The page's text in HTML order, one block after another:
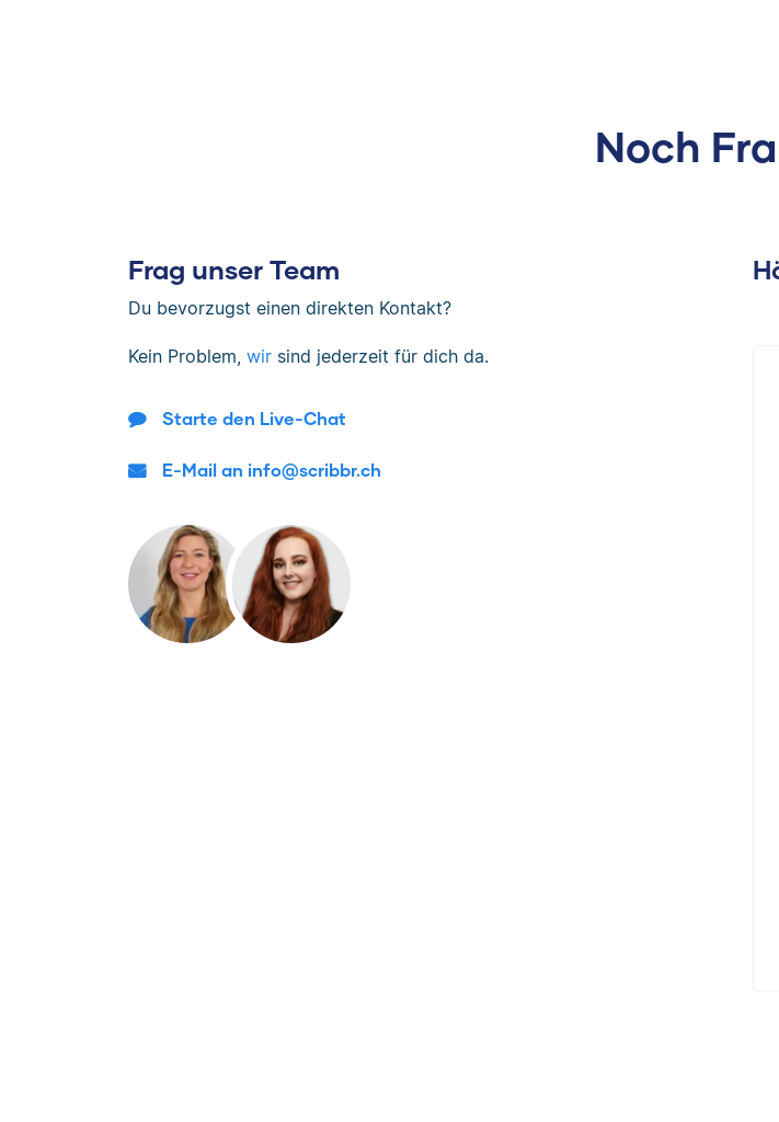
Noch
Frag unser Team
Du bevorzugst einen direkten Kontakt?
Kein Problem, wir sind jederzeit für dich da.
Starte den Live-Chat
E-Mail an info@scribbr.ch